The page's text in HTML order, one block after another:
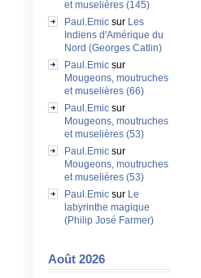
et muselières (145)
Paul.Emic sur Les
Indiens d'Amérique du
Nord (Georges Catlin)
Paul.Emic sur
Mougeons, moutruches
et muselières (66)
Paul.Emic sur
Mougeons, moutruches
et muselières (53)
Paul.Emic sur
Mougeons, moutruches
et muselières (53)
Paul.Emic sur Le
labyrinthe magique
(Philip José Farmer)
Août 2026